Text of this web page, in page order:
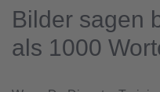
Bilder sagen
als 1000